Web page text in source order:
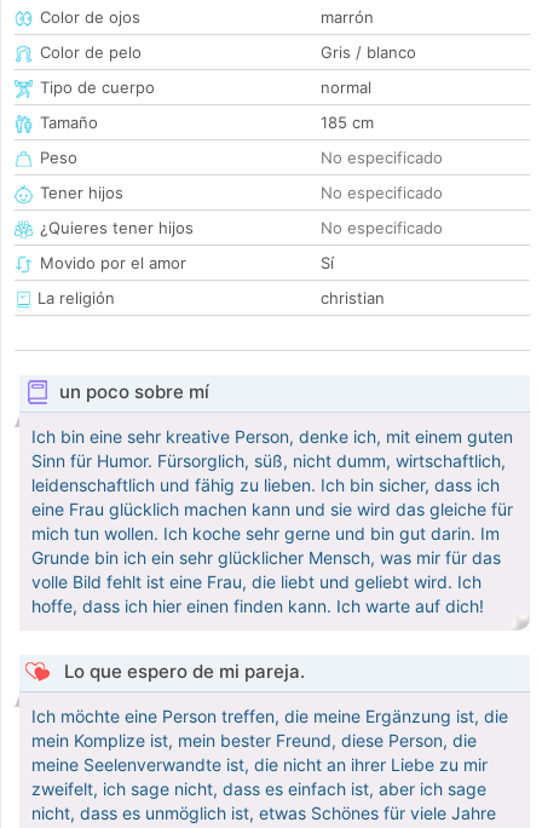
Color de ojos
marrón
Color de pelo
Gris / blanco
Tipo de cuerpo
normal
Tamaño
185 cm
Peso
No especificado
Tener hijos
No especificado
¿Quieres tener hijos
No especificado
Movido por el amor
Sí
La religión
christian
un poco sobre mí
Ich bin eine sehr kreative Person, denke ich, mit einem guten
Sinn für Humor. Fürsorglich, süß, nicht dumm, wirtschaftlich,
leidenschaftlich und fähig zu lieben. Ich bin sicher, dass ich
eine Frau glücklich machen kann und sie wird das gleiche für
mich tun wollen. Ich koche sehr gerne und bin gut darin. Im
Grunde bin ich ein sehr glücklicher Mensch, was mir für das
volle Bild fehlt ist eine Frau, die liebt und geliebt wird. Ich
hoffe, dass ich hier einen finden kann. Ich warte auf dich!
Lo que espero de mi pareja.
Ich möchte eine Person treffen, die meine Ergänzung ist, die
mein Komplize ist, mein bester Freund, diese Person, die
meine Seelenverwandte ist, die nicht an ihrer Liebe zu mir
zweifelt, ich sage nicht, dass es einfach ist, aber ich sage
nicht, dass es unmöglich ist, etwas Schönes für viele Jahre